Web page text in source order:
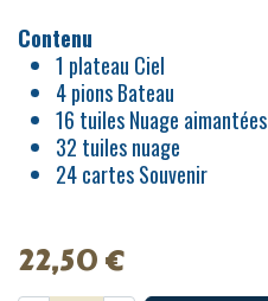
Contenu
1 plateau Ciel
4 pions Bateau
16 tuiles Nuage aimantées
32 tuiles nuage
24 cartes Souvenir
22,50€